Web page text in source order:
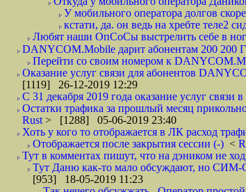
У мобильного оператора долгов
кстати, да. он ведь на хребте теле2
Любят наши ОпСоСы выстрелить себе в
DANYCOM.Mobile дарит абонентам 200 200
Перейти со своим номером к
Оказание услуг связи для абонентов
[1119] 26-12-2019 12:29
С 31 декабря 2019 года оказание услуг связи
Остатки трафика за прошлый месяц
Rust > [1288] 05-06-2019 23:40
Хоть у кого то отображается в ЛК расход
Отображается после закрытия сессии (-) <
Тут в комментах пишут, что на дэником не
Тут Даню как-то мало обсуждают, но СИМ-
[953] 18-05-2019 11:23